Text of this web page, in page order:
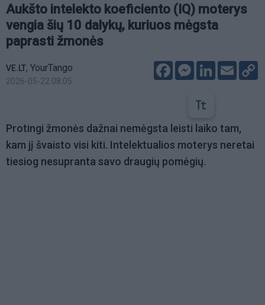
Aukšto intelekto koeficiento (IQ) moterys
vengia šių 10 dalykų, kuriuos mėgsta
paprasti žmonės
VE.LT, YourTango
2026-05-22 08:05
FacebookMessenger
LinkedIn
Email
Protingi žmonės dažnai nemėgsta leisti laiko tam,
kam jį švaisto visi kiti. Intelektualios moterys neretai
tiesiog nesupranta savo draugių pomėgių.